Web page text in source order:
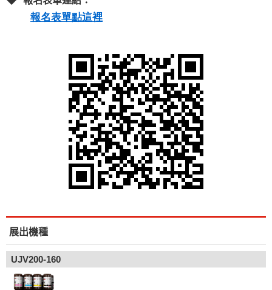
報名表單點這裡
展出機種
UJV200-160